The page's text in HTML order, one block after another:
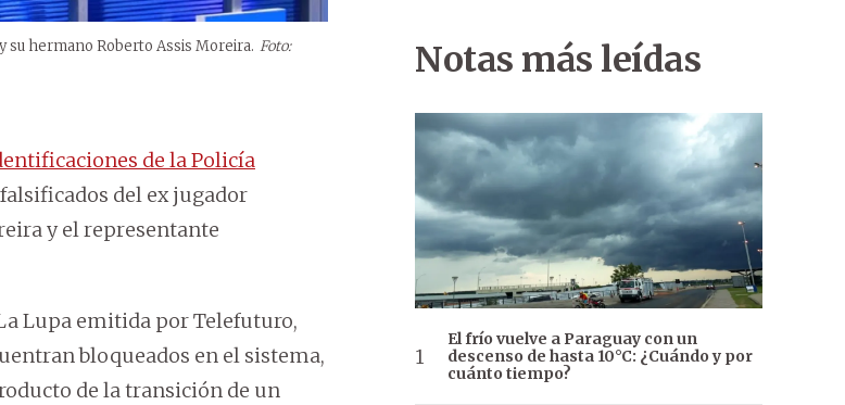
su hermano Roberto Assis Moreira. Foto:
de la Policía
del ex jugador
y el representante
Lupa emitida por Telefuturo,
bloqueados en el sistema,
de la transición de un
Notas más leídas
El frío vuelve a Paraguay con un
descenso de hasta 10°C: ¿Cuándo y por
cuánto tiempo?